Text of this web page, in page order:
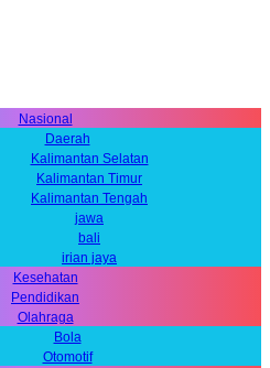
Nasional
Daerah
Kalimantan Selatan
Kalimantan Timur
Kalimantan Tengah
jawa
bali
irian jaya
Kesehatan
Pendidikan
Olahraga
Bola
Otomotif